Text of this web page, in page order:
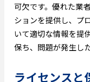
可欠です。優れた業
ションを提供し、プ
いて適切な情報を提
保ち、問題が発生し
ライセンスと